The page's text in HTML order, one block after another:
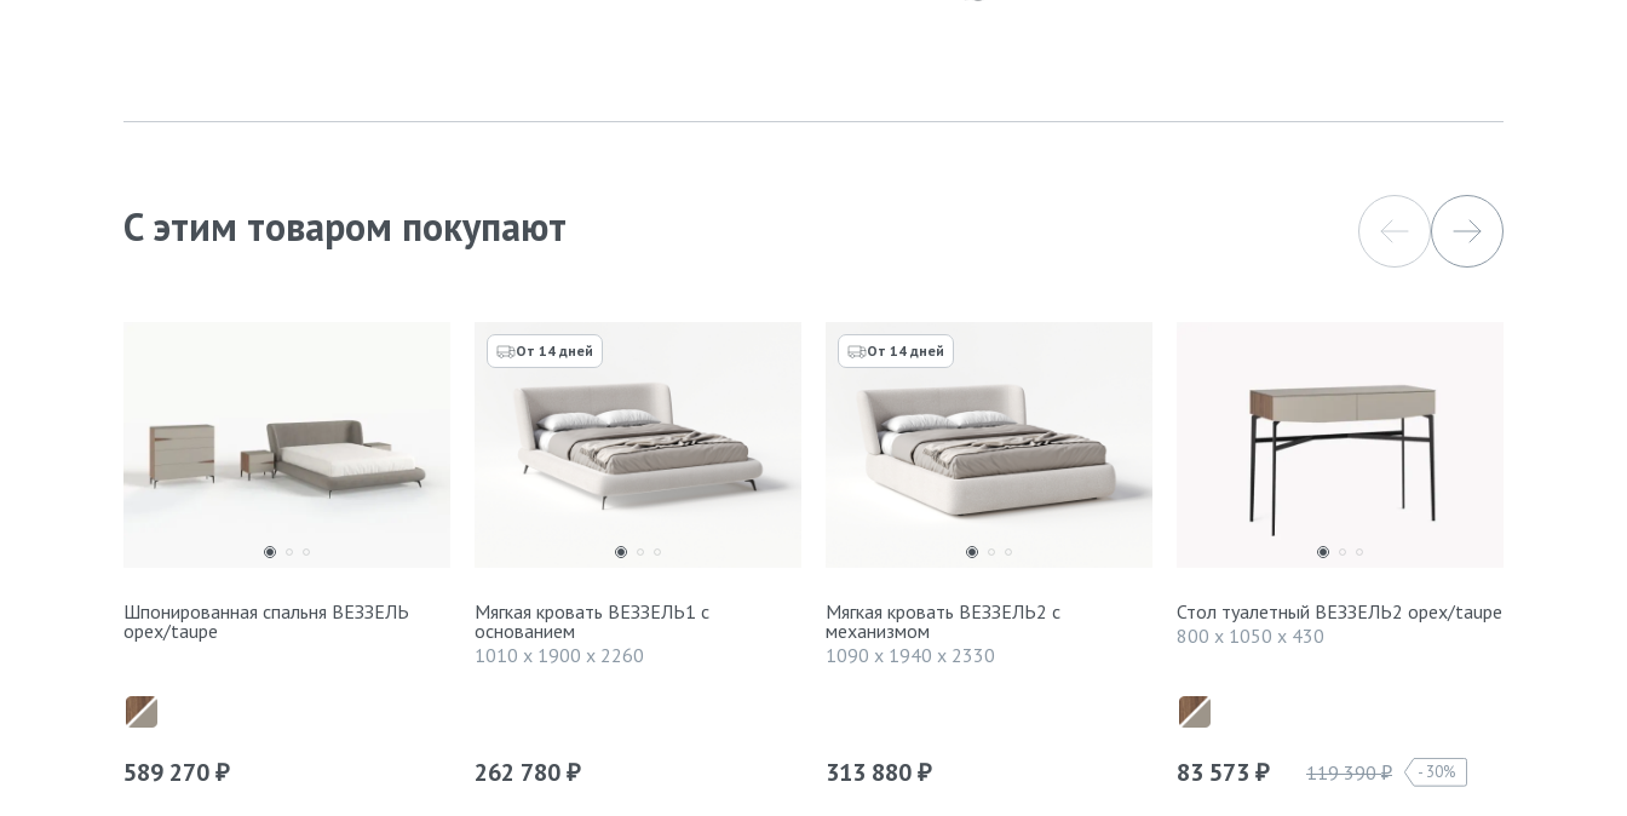
С этим товаром покупают
Шпонированная спальня ВЕЗЗЕЛЬ
орех/taupe
589 270 ₽
От 14 дней
Мягкая кровать ВЕЗЗЕЛЬ1 с
основанием
1010 x 1900 x 2260
262 780 ₽
От 14 дней
Мягкая кровать ВЕЗЗЕЛЬ2 с
механизмом
1090 x 1940 x 2330
313 880 ₽
Стол туалетный ВЕЗЗЕЛЬ2 орех/taupe
800 x 1050 x 430
83 573 ₽ 119 390₽ 30%